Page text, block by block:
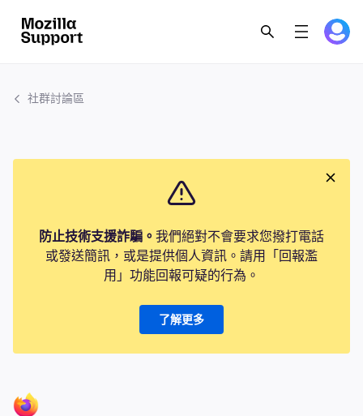
社群討論區
防止技術支援詐騙。 我們絕對不會要求您撥打電話
或發送簡訊，或是提供個人資訊。請用「回報濫
用」功能回報可疑的行為。
了解更多